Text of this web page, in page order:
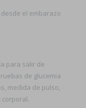
el embarazo
para salir de
de glucemia
medida de pulso,